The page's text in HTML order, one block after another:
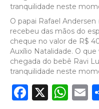
O papai Rafael
recebeu das mãos do
cheque no valor de R$
Auxílio Natalidade. O
chegada do bebê Ravi
tranquilidade neste
X